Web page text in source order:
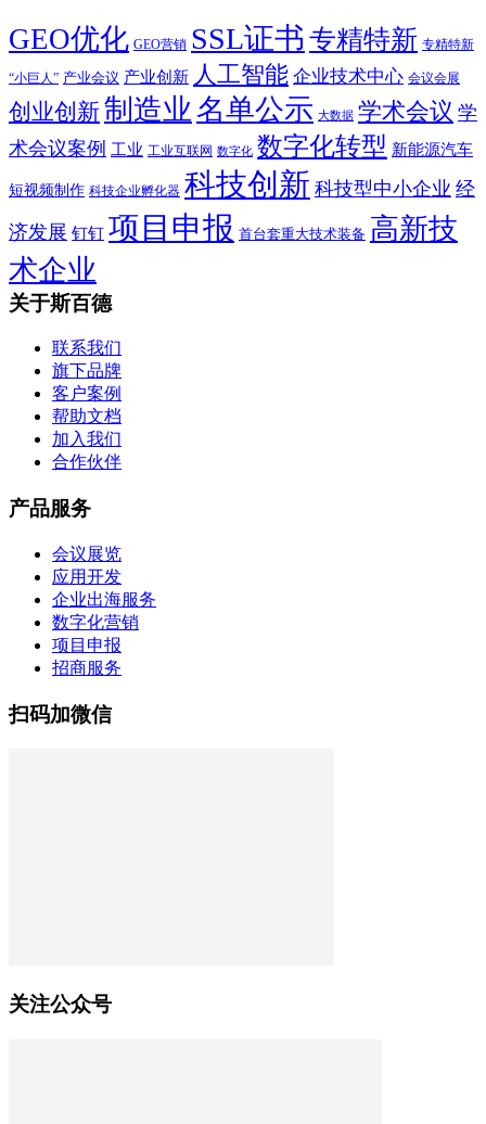
GEO优化 GEO营销 SSL证书 专精特新 专精特新
“小巨人” 产业会议 产业创新 人工智能 企业技术中心 会议会展
创业创新制造业 名单公示 大数据 学术会议 学
术会议案例 工业 工业互联网 数字化 数字化转型 新能源汽车
短视频制作 科技企业孵化器 科技创新 科技型中小企业 经
济发展 钉钉 项目申报 首台套重大技术装备 高新技
术企业
关于斯百德
联系我们
旗下品牌
客户案例
帮助文档
加入我们
合作伙伴
产品服务
会议展览
应用开发
企业出海服务
数字化营销
项目申报
招商服务
扫码加微信
关注公众号